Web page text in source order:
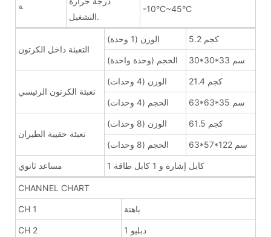
ة
التشغيل.
-10°C~45°C
التعبئة داخل الكرتون
الوزن (1 وحدة) 5.2 كجم
الحجم (وحدة واحدة) 30*30*33 سم
تعبئة الكرتون الرئيسي
الوزن (4 وحدات) 21.4 كجم
الحجم (4 وحدات) 63*63*35 سم
تعبئة حقيبة الطيران
الوزن (8 وحدات) 61.5 كجم
الحجم (8 وحدات) 63*57*122 سم
مساعد ثانوي 1 كابل إشارة و 1 كابل طاقة
CHANNEL CHART
CH 1 باهتة
CH 2 دبليو 1